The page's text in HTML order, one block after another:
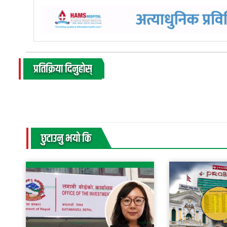
प्रतिक्रिया दिनुहोस्
छुटाउनु भयाे कि